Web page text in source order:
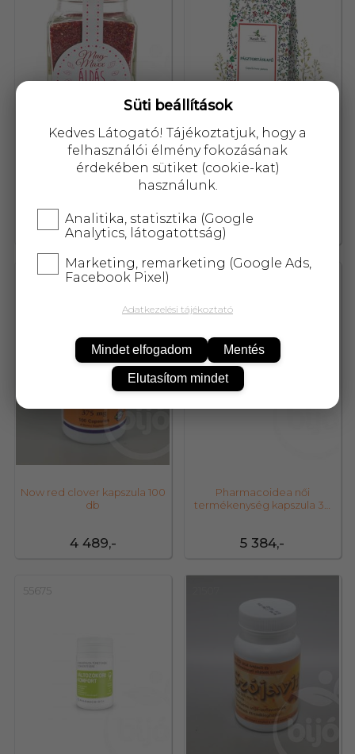
8 669,-
gyümölcskristály 90 g
Mecsek pásztortáskafű tea
37104
4 489,-
Now red clover kapszula 100
db
5 384,-
Pharmacoidea női
termékenység kapszula 30
55675
Süti beállítások
Kedves Látogató! Tájékoztatjuk, hogy a
felhasználói élmény fokozásának
érdekében sütiket (cookie-kat)
használunk.
Analitika, statisztika (Google
Analytics, látogatottság)
Marketing, remarketing (Google Ads,
Facebook Pixel)
Adatkezelési tájékoztató
Mindet elfogadom Mentés
Elutasítom mindet